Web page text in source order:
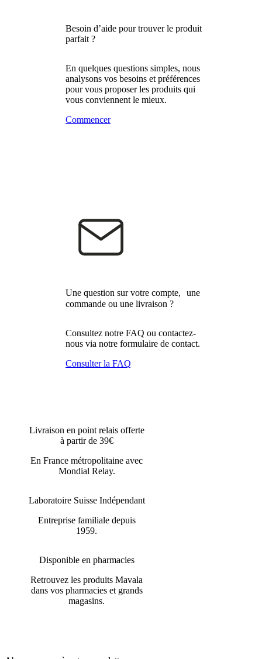
Besoin d’aide pour trouver le produit
parfait ?
En quelques questions simples, nous
analysons vos besoins et préférences
pour vous proposer les produits qui
vous conviennent le mieux.
Commencer
Une question sur votre compte, une
commande ou une livraison ?
Consultez notre FAQ ou contactez-
nous via notre formulaire de contact.
Consulter la FAQ
Livraison en point relais offerte
à partir de 39€
En France métropolitaine avec
Mondial Relay.
Laboratoire Suisse Indépendant
Entreprise familiale depuis
1959.
Disponible en pharmacies
Retrouvez les produits Mavala
dans vos pharmacies et grands
magasins.